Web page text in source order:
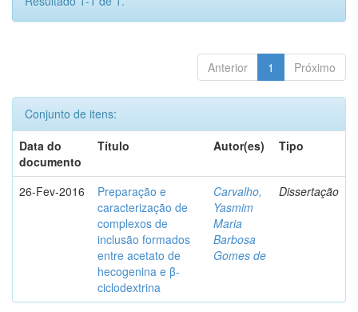
Anterior 1 Próximo
Conjunto de itens:
Data do
documento
Título Autor(es) Tipo
26-Fev-2016
Preparação e
caracterização de
complexos de
inclusão formados
entre acetato de
hecogenina e β-
ciclodextrina
Carvalho,
Yasmim
Maria
Barbosa
Gomes de
Dissertação